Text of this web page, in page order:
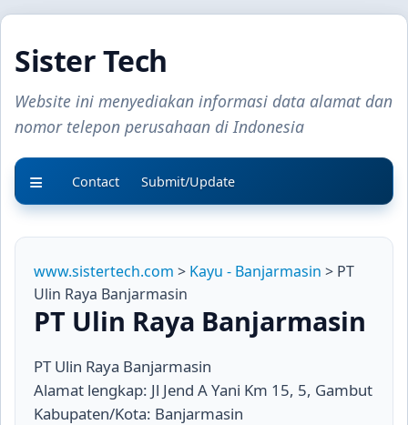
Sister Tech
Website ini menyediakan informasi data alamat dan
nomor telepon perusahaan di Indonesia
Contact Submit/Update
www.sistertech.com > Kayu - Banjarmasin > PT
Ulin Raya Banjarmasin
PT Ulin Raya Banjarmasin
PT Ulin Raya Banjarmasin
Alamat lengkap: Jl Jend A Yani Km 15, 5, Gambut
Kabupaten/Kota: Banjarmasin